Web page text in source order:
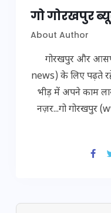
गो गोरखपुर
About Author
गोरखपुर और
news) के लिए पढ़ते
भीड़ में अपने काम
नज़र...गो गोरखपुर